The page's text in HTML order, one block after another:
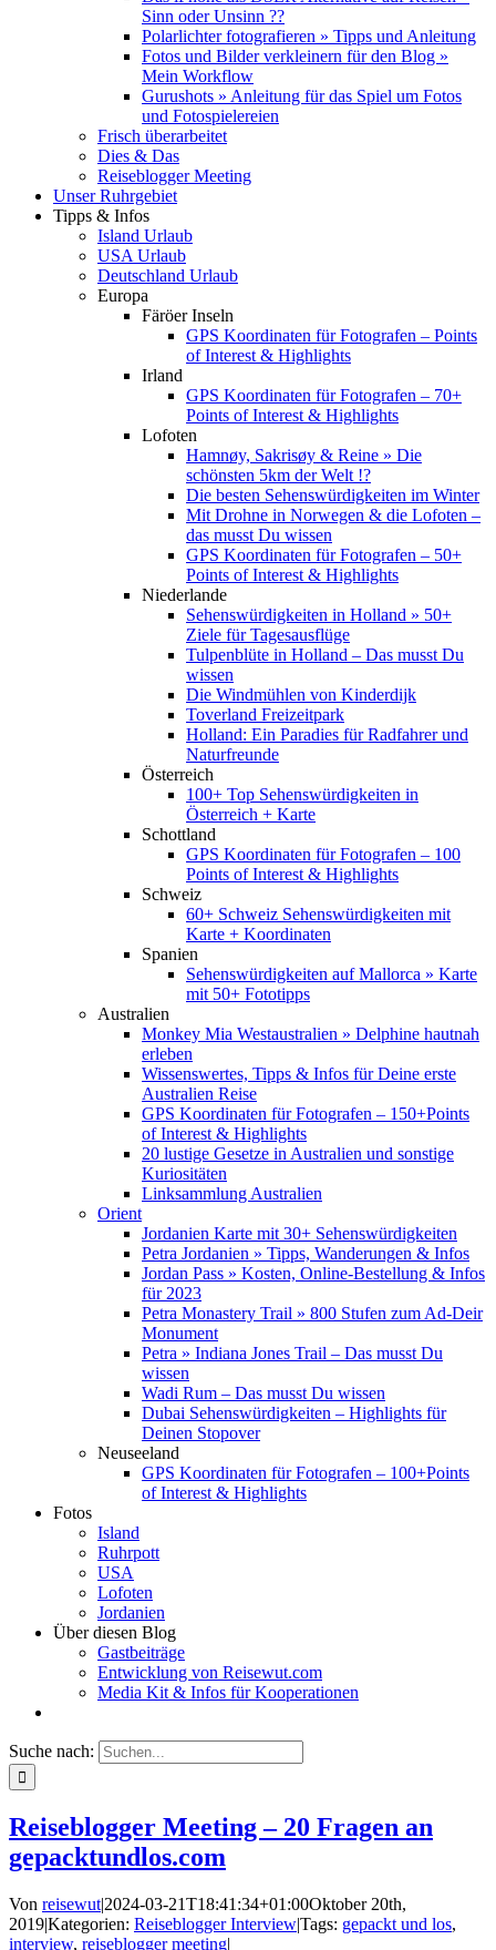
Sinn oder Unsinn ??
Polarlichter fotografieren » Tipps und Anleitung
Fotos und Bilder verkleinern für den Blog »
Mein Workflow
Gurushots » Anleitung für das Spiel um Fotos
und Fotospielereien
Frisch überarbeitet
Dies & Das
Reiseblogger Meeting
Unser Ruhrgebiet
Tipps & Infos
Island Urlaub
USA Urlaub
Deutschland Urlaub
Europa
Färöer Inseln
GPS Koordinaten für Fotografen – Points
of Interest & Highlights
Irland
GPS Koordinaten für Fotografen – 70+
Points of Interest & Highlights
Lofoten
Hamnøy, Sakrisøy & Reine » Die
schönsten 5km der Welt !?
Die besten Sehenswürdigkeiten im Winter
Mit Drohne in Norwegen & die Lofoten –
das musst Du wissen
GPS Koordinaten für Fotografen – 50+
Points of Interest & Highlights
Niederlande
Sehenswürdigkeiten in Holland » 50+
Ziele für Tagesausflüge
Tulpenblüte in Holland – Das musst Du
wissen
Die Windmühlen von Kinderdijk
Toverland Freizeitpark
Holland: Ein Paradies für Radfahrer und
Naturfreunde
Österreich
100+ Top Sehenswürdigkeiten in
Österreich + Karte
Schottland
GPS Koordinaten für Fotografen – 100
Points of Interest & Highlights
Schweiz
60+ Schweiz Sehenswürdigkeiten mit
Karte + Koordinaten
Spanien
Sehenswürdigkeiten auf Mallorca » Karte
mit 50+ Fototipps
Australien
Monkey Mia Westaustralien » Delphine hautnah
erleben
Wissenswertes, Tipps & Infos für Deine erste
Australien Reise
GPS Koordinaten für Fotografen – 150+Points
of Interest & Highlights
20 lustige Gesetze in Australien und sonstige
Kuriositäten
Linksammlung Australien
Orient
Jordanien Karte mit 30+ Sehenswürdigkeiten
Petra Jordanien » Tipps, Wanderungen & Infos
Jordan Pass » Kosten, Online-Bestellung & Infos
für 2023
Petra Monastery Trail » 800 Stufen zum Ad-Deir
Monument
Petra » Indiana Jones Trail – Das musst Du
wissen
Wadi Rum – Das musst Du wissen
Dubai Sehenswürdigkeiten – Highlights für
Deinen Stopover
Neuseeland
GPS Koordinaten für Fotografen – 100+Points
of Interest & Highlights
Fotos
Island
Ruhrpott
USA
Lofoten
Jordanien
Über diesen Blog
Gastbeiträge
Entwicklung von Reisewut.com
Media Kit & Infos für Kooperationen
Suche nach:
Reiseblogger Meeting – 20 Fragen an
gepacktundlos.com
Von reisewut|2024-03-21T18:41:34+01:00Oktober 20th,
2019|Kategorien: Reiseblogger Interview|Tags: gepackt und los,
interview, reiseblogger meeting|